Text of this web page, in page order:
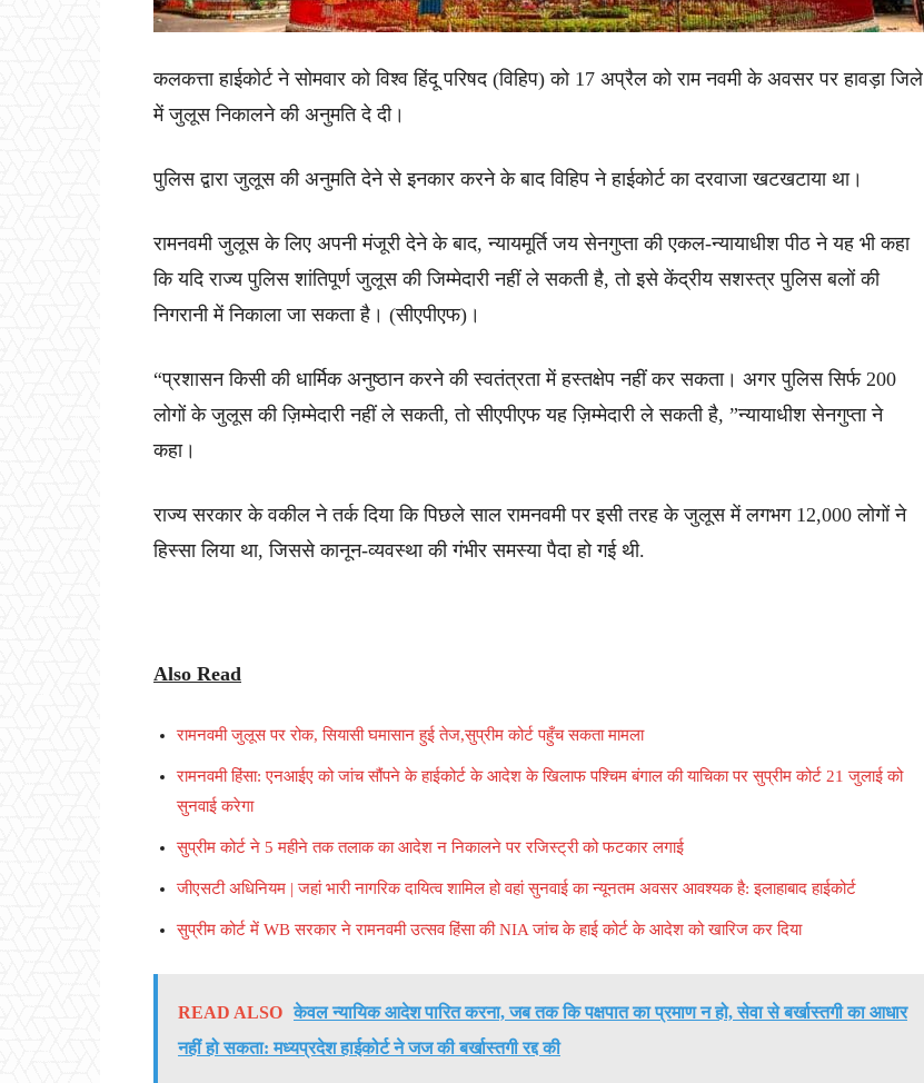
कलकत्ता हाईकोर्ट ने सोमवार को विश्व हिंदू परिषद (विहिप) को 17 अप्रैल को राम नवमी के अवसर पर हावड़ा जिले
में जुलूस निकालने की अनुमति दे दी।
पुलिस द्वारा जुलूस की अनुमति देने से इनकार करने के बाद विहिप ने हाईकोर्ट का दरवाजा खटखटाया था।
रामनवमी जुलूस के लिए अपनी मंजूरी देने के बाद, न्यायमूर्ति जय सेनगुप्ता की एकल-न्यायाधीश पीठ ने यह भी कहा
कि यदि राज्य पुलिस शांतिपूर्ण जुलूस की जिम्मेदारी नहीं ले सकती है, तो इसे केंद्रीय सशस्त्र पुलिस बलों की
निगरानी में निकाला जा सकता है। (सीएपीएफ)।
“प्रशासन किसी की धार्मिक अनुष्ठान करने की स्वतंत्रता में हस्तक्षेप नहीं कर सकता। अगर पुलिस सिर्फ 200
लोगों के जुलूस की ज़िम्मेदारी नहीं ले सकती, तो सीएपीएफ यह ज़िम्मेदारी ले सकती है, ”न्यायाधीश सेनगुप्ता ने
कहा।
राज्य सरकार के वकील ने तर्क दिया कि पिछले साल रामनवमी पर इसी तरह के जुलूस में लगभग 12,000 लोगों ने
हिस्सा लिया था, जिससे कानून-व्यवस्था की गंभीर समस्या पैदा हो गई थी.
Also Read
रामनवमी जुलूस पर रोक, सियासी घमासान हुई तेज,सुप्रीम कोर्ट पहुँच सकता मामला
रामनवमी हिंसा: एनआईए को जांच सौंपने के हाईकोर्ट के आदेश के खिलाफ पश्चिम बंगाल की याचिका पर सुप्रीम कोर्ट 21 जुलाई को
सुनवाई करेगा
सुप्रीम कोर्ट ने 5 महीने तक तलाक का आदेश न निकालने पर रजिस्ट्री को फटकार लगाई
जीएसटी अधिनियम | जहां भारी नागरिक दायित्व शामिल हो वहां सुनवाई का न्यूनतम अवसर आवश्यक है: इलाहाबाद हाईकोर्ट
सुप्रीम कोर्ट में WB सरकार ने रामनवमी उत्सव हिंसा की NIA जांच के हाई कोर्ट के आदेश को खारिज कर दिया
READ ALSO केवल न्यायिक आदेश पारित करना, जब तक कि पक्षपात का प्रमाण न हो, सेवा से बर्खास्तगी का आधार
नहीं हो सकता: मध्यप्रदेश हाईकोर्ट ने जज की बर्खास्तगी रद्द की